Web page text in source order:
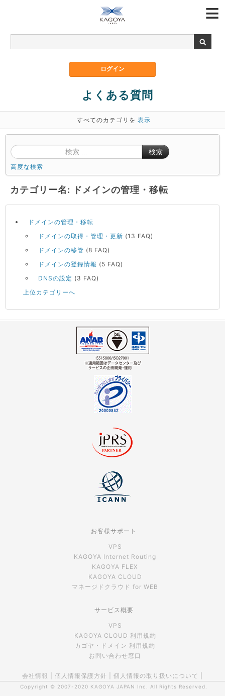
よくある質問
すべてのカテゴリを 表示
検索
高度な検索
カテゴリー名: ドメインの管理・移転
ドメインの管理・移転
ドメインの取得・管理・更新 (13 FAQ)
ドメインの移管 (8 FAQ)
ドメインの登録情報 (5 FAQ)
DNSの設定 (3 FAQ)
上位カテゴリーへ
お客様サポート
VPS
KAGOYA Internet Routing
KAGOYA FLEX
KAGOYA CLOUD
マネージドクラウド for WEB
サービス概要
VPS
KAGOYA CLOUD 利用規約
カゴヤ・ドメイン 利用規約
お問い合わせ窓口
会社情報 個人情報保護方針 個人情報の取り扱いについて
Copyright © 2007-2020 KAGOYA JAPAN Inc. All Rights Reserved.